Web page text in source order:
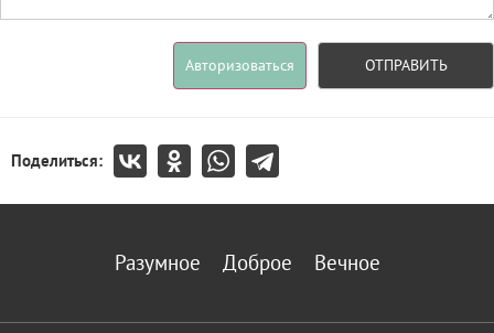
Авторизоваться ОТПРАВИТЬ
Поделиться:
Разумное Доброе Вечное